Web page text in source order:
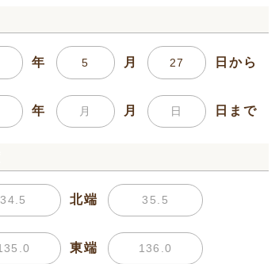
年 月 日から
年 月 日まで
北端
東端